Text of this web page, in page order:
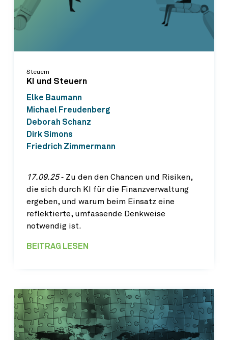
Steuern
KI und Steuern
Elke Baumann
Michael Freudenberg
Deborah Schanz
Dirk Simons
Friedrich Zimmermann
17.09.25‐ Zu den den Chancen und Risiken,
die sich durch KI für die Finanzverwaltung
ergeben, und warum beim Einsatz eine
reflektierte, umfassende Denkweise
notwendig ist.
BEITRAG LESEN